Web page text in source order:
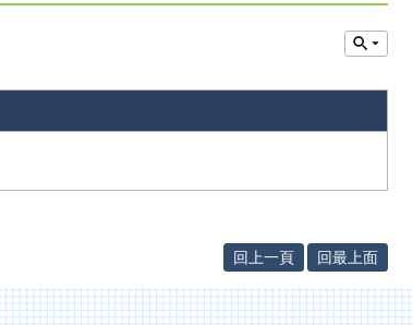
回上一頁 回最上面